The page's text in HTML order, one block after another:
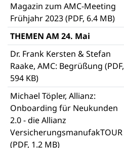
Magazin zum AMC-Meeting
Frühjahr 2023 (PDF, 6.4 MB)
THEMEN AM 24. Mai
Dr. Frank Kersten & Stefan
Raake, AMC: Begrüßung (PDF,
594 KB)
Michael Töpler, Allianz:
Onboarding für Neukunden
2.0 - die Allianz
VersicherungsmanufakTOUR
(PDF, 1.2 MB)